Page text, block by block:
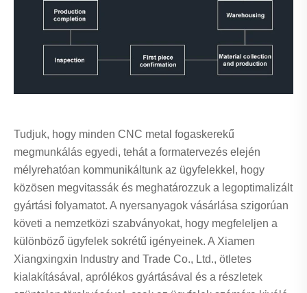
Tudjuk, hogy minden CNC metal fogaskerekű
megmunkálás egyedi, tehát a formatervezés elején
mélyrehatóan kommunikáltunk az ügyfelekkel, hogy
közösen megvitassák és meghatározzuk a legoptimalizált
gyártási folyamatot. A nyersanyagok vásárlása szigorúan
követi a nemzetközi szabványokat, hogy megfeleljen a
különböző ügyfelek sokrétű igényeinek. A Xiamen
Xiangxingxin Industry and Trade Co., Ltd., ötletes
kialakításával, aprólékos gyártásával és a részletek